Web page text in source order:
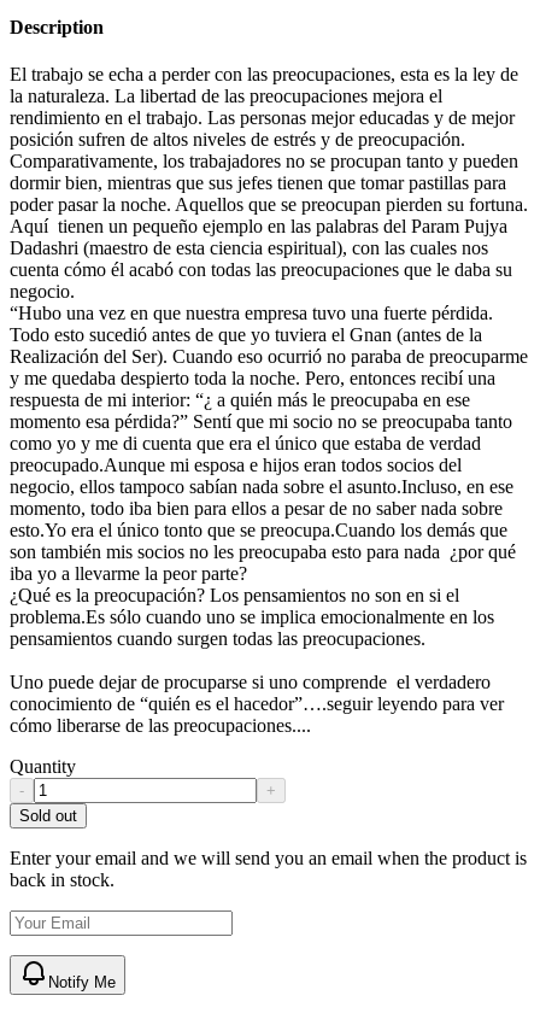
Description
El trabajo se echa a perder con las preocupaciones, esta es la ley de
la naturaleza. La libertad de las preocupaciones mejora el
rendimiento en el trabajo. Las personas mejor educadas y de mejor
posición sufren de altos niveles de estrés y de preocupación.
Comparativamente, los trabajadores no se procupan tanto y pueden
dormir bien, mientras que sus jefes tienen que tomar pastillas para
poder pasar la noche. Aquellos que se preocupan pierden su fortuna.
Aquí tienen un pequeño ejemplo en las palabras del Param Pujya
Dadashri (maestro de esta ciencia espiritual), con las cuales nos
cuenta cómo él acabó con todas las preocupaciones que le daba su
negocio.
“Hubo una vez en que nuestra empresa tuvo una fuerte pérdida.
Todo esto sucedió antes de que yo tuviera el Gnan (antes de la
Realización del Ser). Cuando eso ocurrió no paraba de preocuparme
y me quedaba despierto toda la noche. Pero, entonces recibí una
respuesta de mi interior: “¿ a quién más le preocupaba en ese
momento esa pérdida?” Sentí que mi socio no se preocupaba tanto
como yo y me di cuenta que era el único que estaba de verdad
preocupado.Aunque mi esposa e hijos eran todos socios del
negocio, ellos tampoco sabían nada sobre el asunto.Incluso, en ese
momento, todo iba bien para ellos a pesar de no saber nada sobre
esto.Yo era el único tonto que se preocupa.Cuando los demás que
son también mis socios no les preocupaba esto para nada ¿por qué
iba yo a llevarme la peor parte?
¿Qué es la preocupación? Los pensamientos no son en si el
problema.Es sólo cuando uno se implica emocionalmente en los
pensamientos cuando surgen todas las preocupaciones.
Uno puede dejar de procuparse si uno comprende el verdadero
conocimiento de “quién es el hacedor”….seguir leyendo para ver
cómo liberarse de las preocupaciones....
Quantity
-
+
Sold out
Enter your email and we will send you an email when the product is
back in stock.
Notify Me